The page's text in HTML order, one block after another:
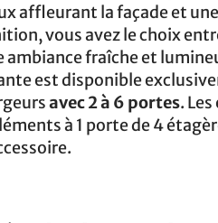
affleurant la façade et
vous avez le choix
ambiance fraîche et
est disponible
avec 2 à 6 portes.
à 1 porte de 4